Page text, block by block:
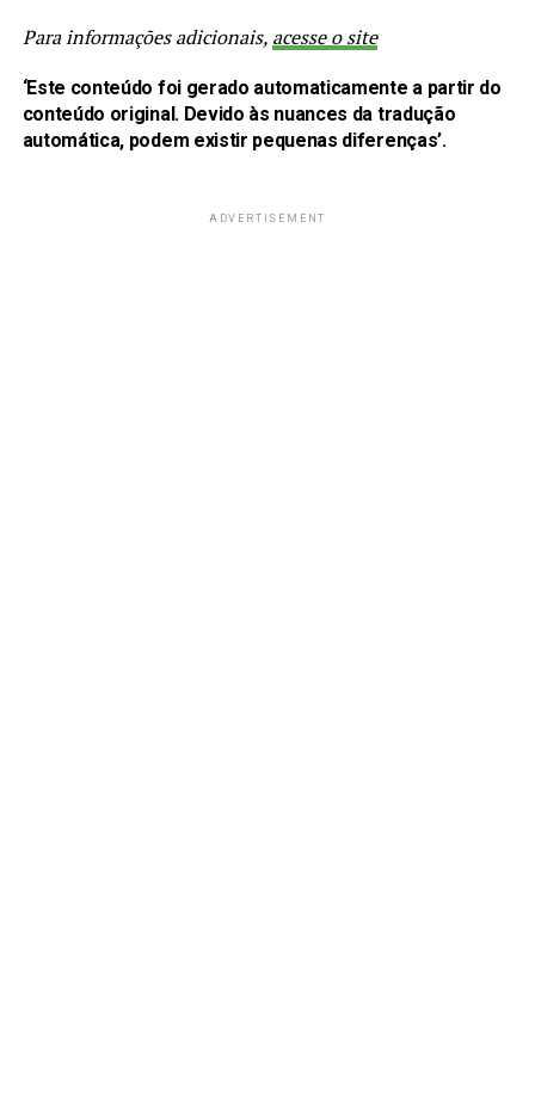
Para informações adicionais, acesse o site
‘Este conteúdo foi gerado automaticamente a partir do
conteúdo original. Devido às nuances da tradução
automática, podem existir pequenas diferenças’.
ADVERTISEMENT